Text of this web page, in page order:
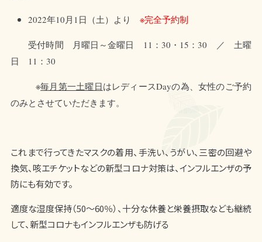
2022年10月1日（土）より ※完全予約制
受付時間 月曜日～金曜日 11：30・15：30 ／ 土曜
日 11：30
※毎月第一土曜日はレディースDayの為、女性のご予約
のみとさせていただきます。
これまで行ってきたマスクの着用、手洗い、うがい、三密の回避や
換気、咳エチケットなどの新型コロナ対策は、インフルエンザの予
防にも有効です。
適度な湿度保持（50～60％）、十分な休養と栄養摂取なども継続
して、新型コロナもインフルエンザも防げる